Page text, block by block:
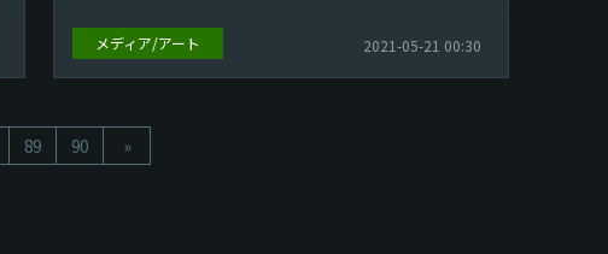
The War Thunder Team
メディア/アート 2021-05-21 00:30
89 90 »